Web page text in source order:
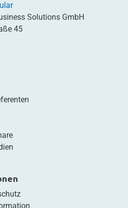
Solutions GmbH
45